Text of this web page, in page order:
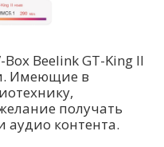
Beelink GT-King II
Имеющие в
получать
аудио контента.